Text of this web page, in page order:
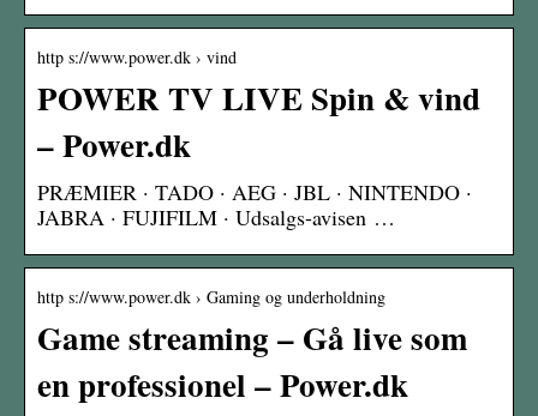
http s://www.power.dk › vind
POWER TV LIVE Spin & vind
– Power.dk
PRÆMIER · TADO · AEG · JBL · NINTENDO ·
JABRA · FUJIFILM · Udsalgs-avisen …
http s://www.power.dk › Gaming og underholdning
Game streaming – Gå live som
en professionel – Power.dk